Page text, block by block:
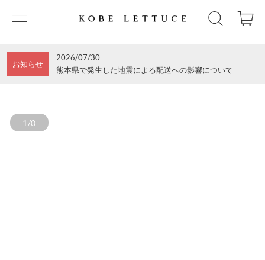
お知らせ
2026/07/30
熊本県で発生した地震による配送への影響について
1/0